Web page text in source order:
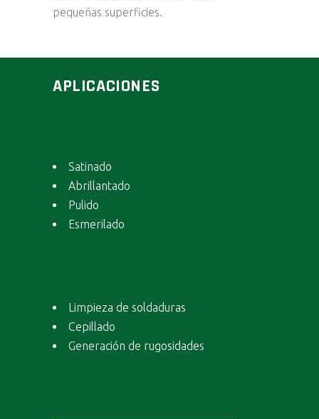
pequeñas superficies.
APLICACIONES
Satinado
Abrillantado
Pulido
Esmerilado
Limpieza de soldaduras
Cepillado
Generación de rugosidades